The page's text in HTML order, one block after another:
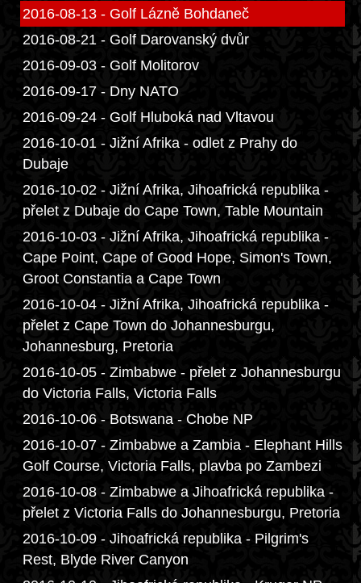
2016-08-13 - Golf Lázně Bohdaneč
2016-08-21 - Golf Darovanský dvůr
2016-09-03 - Golf Molitorov
2016-09-17 - Dny NATO
2016-09-24 - Golf Hluboká nad Vltavou
2016-10-01 - Jižní Afrika - odlet z Prahy do
Dubaje
2016-10-02 - Jižní Afrika, Jihoafrická republika -
přelet z Dubaje do Cape Town, Table Mountain
2016-10-03 - Jižní Afrika, Jihoafrická republika -
Cape Point, Cape of Good Hope, Simon's Town,
Groot Constantia a Cape Town
2016-10-04 - Jižní Afrika, Jihoafrická republika -
přelet z Cape Town do Johannesburgu,
Johannesburg, Pretoria
2016-10-05 - Zimbabwe - přelet z Johannesburgu
do Victoria Falls, Victoria Falls
2016-10-06 - Botswana - Chobe NP
2016-10-07 - Zimbabwe a Zambia - Elephant Hills
Golf Course, Victoria Falls, plavba po Zambezi
2016-10-08 - Zimbabwe a Jihoafrická republika -
přelet z Victoria Falls do Johannesburgu, Pretoria
2016-10-09 - Jihoafrická republika - Pilgrim's
Rest, Blyde River Canyon